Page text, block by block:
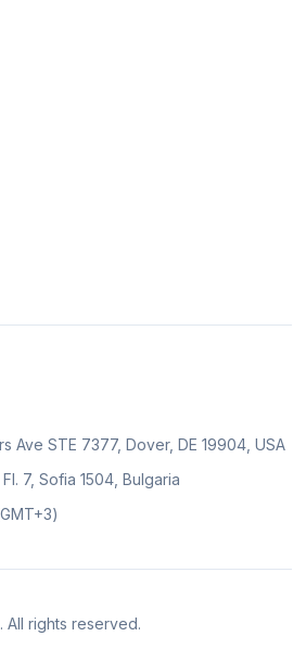
Ave STE 7377, Dover, DE 19904, USA
7, Sofia 1504, Bulgaria
All rights reserved.